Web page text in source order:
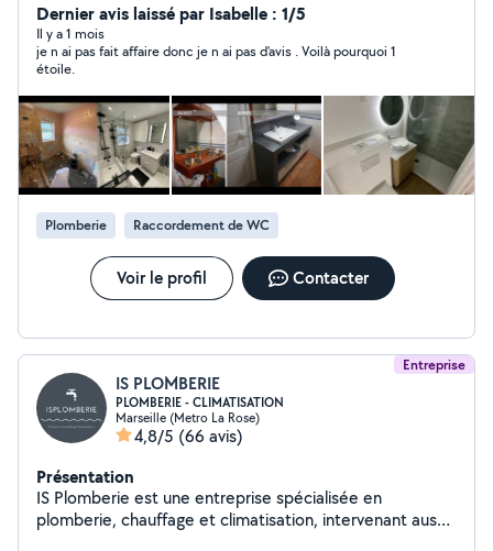
Urgences 24h/24 7j/7 N'hésitez pas à nous contacter.
Dernier avis laissé par Isabelle : 1/5
Il y a 1 mois
je n ai pas fait affaire donc je n ai pas d'avis . Voilà pourquoi 1
étoile.
Plomberie Raccordement de WC
Voir le profil Contacter
Entreprise
IS PLOMBERIE
PLOMBERIE - CLIMATISATION
Marseille (Metro La Rose)
4,8/5 (66 avis)
Présentation
IS Plomberie est une entreprise spécialisée en
plomberie, chauffage et climatisation, intervenant aussi